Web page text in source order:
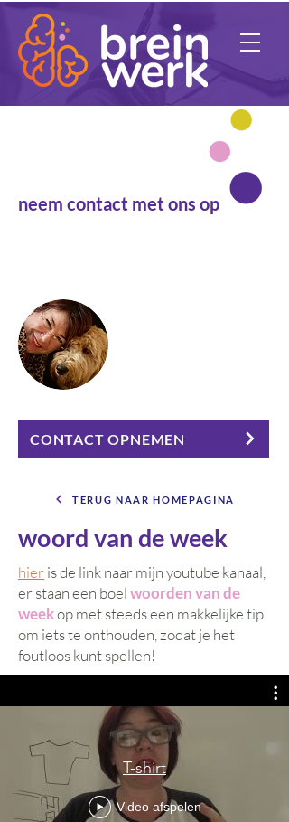
neem contact met ons op
CONTACT OPNEMEN
TERUG NAAR HOMEPAGINA
woord van de week
hieris de link naar mijn youtube kanaal,
er staan een boelwoorden van de
weekop met steeds een makkelijke tip
om iets te onthouden, zodat je het
foutloos kunt spellen!
T-shirt
Video afspelen